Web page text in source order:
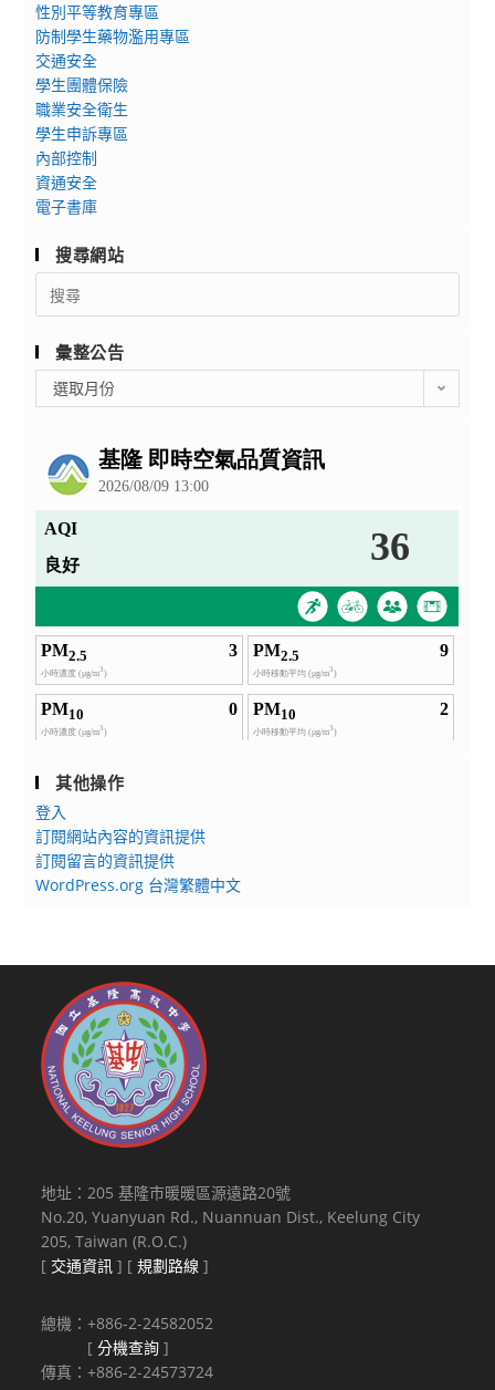
性別平等教育專區
防制學生藥物濫用專區
交通安全
學生團體保險
職業安全衛生
學生申訴專區
內部控制
資通安全
電子書庫
搜尋網站
Search
for:
彙整公告
整
選取月份
其他操作
登入
訂閱網站內容的資訊提供
訂閱留言的資訊提供
WordPress.org 台灣繁體中文
地址：205 基隆市暖暖區源遠路20號
No.20, Yuanyuan Rd., Nuannuan Dist., Keelung City
205, Taiwan (R.O.C.)
[ 交通資訊 ] [規劃路線 ]
總機：+886-2-24582052
[分機查詢 ]
傳真：+886-2-24573724